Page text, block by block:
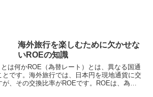
海外旅行を楽しむために欠かせな
いROEの知識
は何かROE（為替レート）とは、異なる国通
です。海外旅行では、日本円を現地通貨に交
、その交換比率がROEです。ROEは、為替